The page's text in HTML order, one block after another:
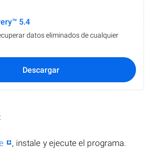
5.4
datos eliminados de cualquier
Descargar
, instale y ejecute el programa.